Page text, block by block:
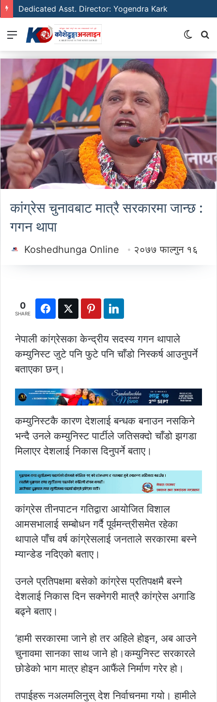
Dedicated Asst. Director: Yogendra Kark
Menu
Switch
कांग्रेस चुनावबाट मात्रै सरकारमा जान्छ :
गगन थापा
Koshedhunga Online २०७७ फाल्गुन १६
0
SHARE
नेपाली कांग्रेसका केन्द्रीय सदस्य गगन थापाले
कम्युनिस्ट जुटे पनि फुटे पनि चाँडो निस्कर्ष आउनुपर्ने
बताएका छन्।
कम्युनिस्टकै कारण देशलाई बन्धक बनाउन नसकिने
भन्दै उनले कम्युनिस्ट पार्टीले जतिसक्दो चाँडो झगडा
मिलाएर देशलाई निकास दिनुपर्ने बताए।
कांग्रेस तीनपाटन गतिद्वारा आयोजित विशाल
आमसभालाई सम्बोधन गर्दै पूर्वमन्त्रीसमेत रहेका
थापाले पाँच वर्ष कांग्रेसलाई जनताले सरकारमा बस्ने
म्यान्डेड नदिएको बताए।
उनले प्रतिपक्षमा बसेको कांग्रेस प्रतिपक्षमै बस्ने
देशलाई निकास दिन सक्नेगरी मात्रै कांग्रेस अगाडि
बढ्ने बताए।
‘हामी सरकारमा जाने हो तर अहिले होइन, अब आउने
चुनावमा सानका साथ जाने हो।कम्युनिस्ट सरकारले
छोडेको भाग मात्र होइन आफैंले निर्माण गरेर हो।
तपाईहरू नअलमलिनुस् देश निर्वाचनमा गयो। हामीले